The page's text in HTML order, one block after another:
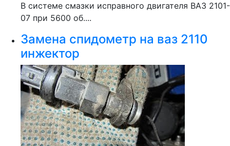
В системе смазки исправного двигателя ВАЗ 2101-
07 при 5600 об....
Замена спидометр на ваз 2110
инжектор